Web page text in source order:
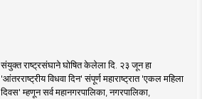
संयुक्त राष्ट्रसंघाने घोषित केलेला दि. २३ जून हा
'आंतरराष्ट्रीय विधवा दिन' संपूर्ण महाराष्ट्रात 'एकल महिला
दिवस' म्हणून सर्व महानगरपालिका, नगरपालिका,